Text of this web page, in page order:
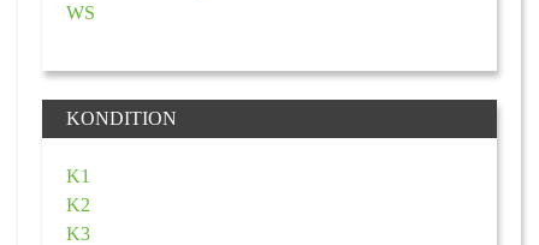
WS
KONDITION
K1
K2
K3